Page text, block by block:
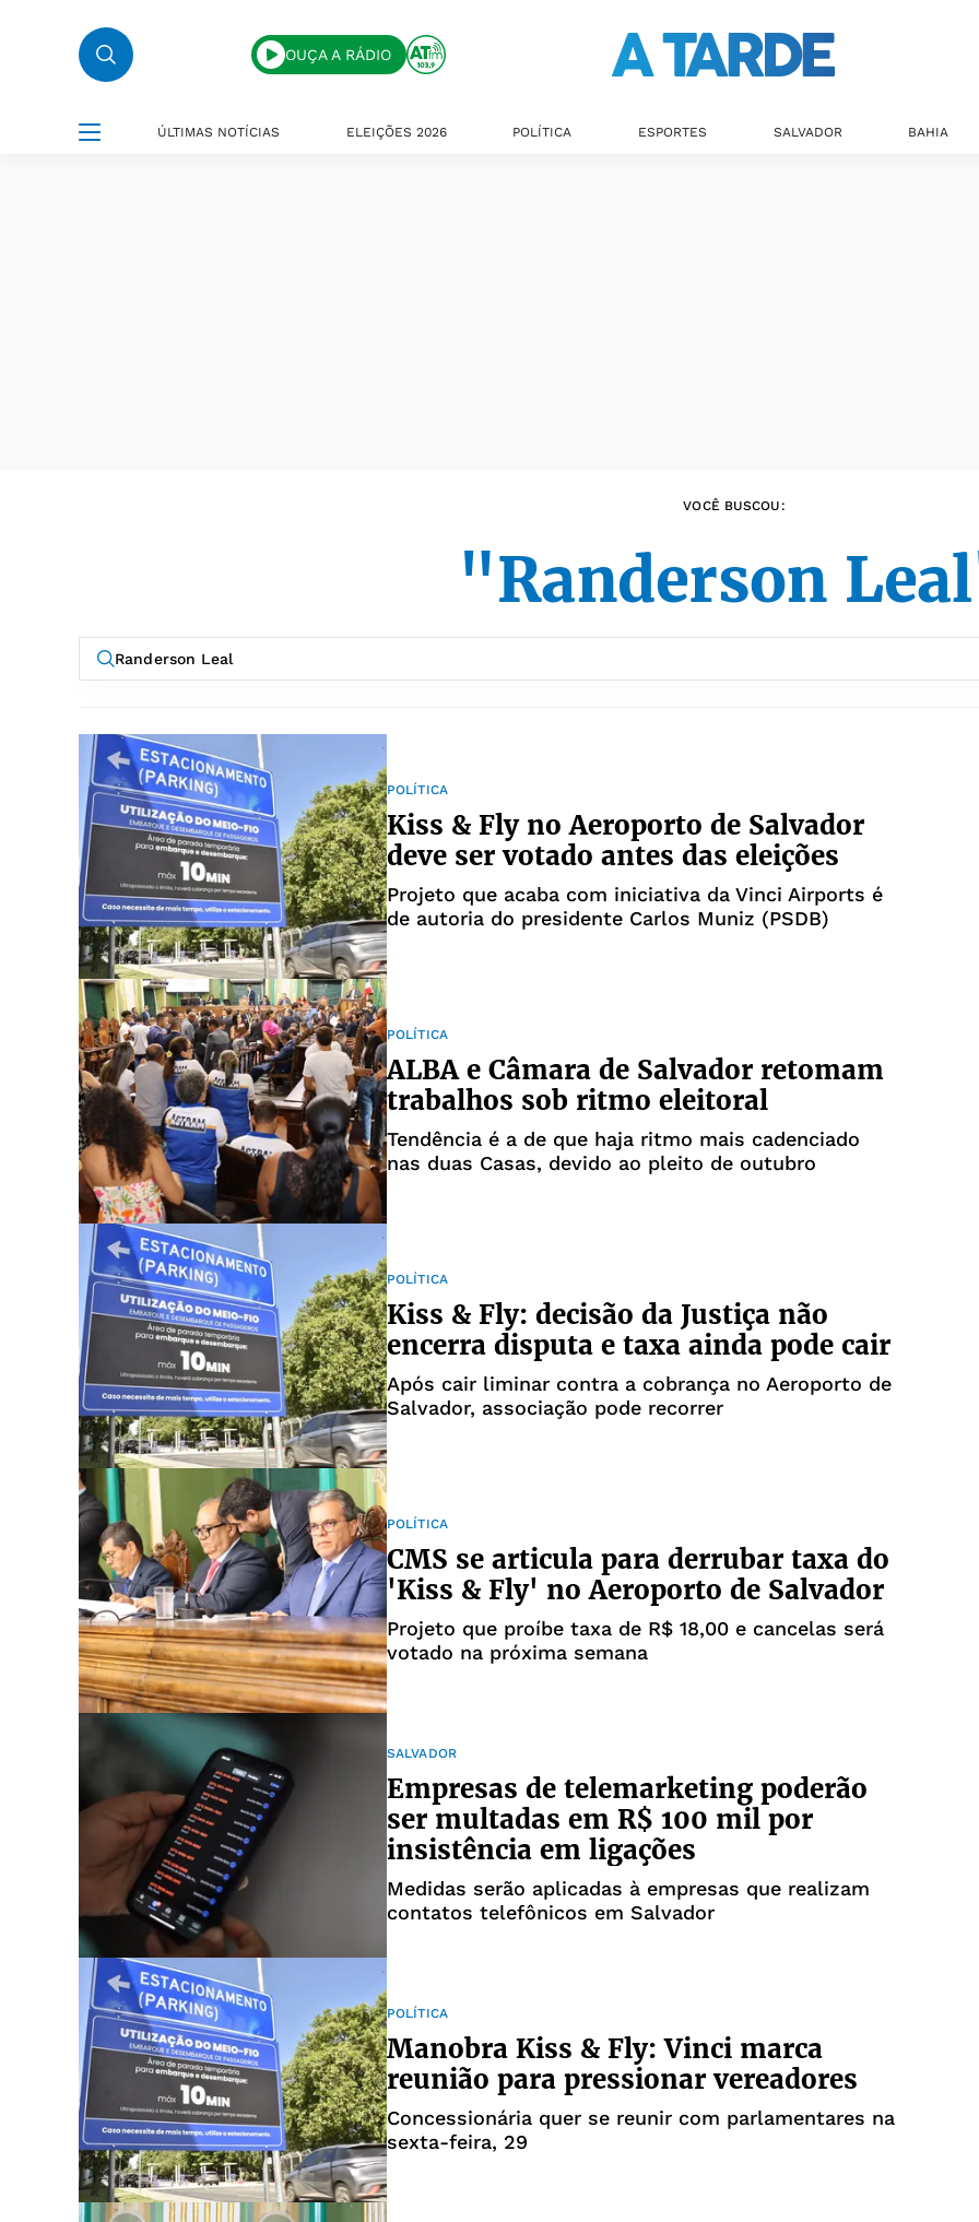
OUÇA A RÁDIO
ÚLTIMAS NOTÍCIAS ELEIÇÕES 2026 POLÍTICA ESPORTES SALVADOR BAHIA
VOCÊ BUSCOU:
"Randerson
POLÍTICA
Kiss & Fly no Aeroporto de Salvador
deve ser votado antes das eleições
Projeto que acaba com iniciativa da Vinci Airports é
de autoria do presidente Carlos Muniz (PSDB)
POLÍTICA
ALBA e Câmara de Salvador retomam
trabalhos sob ritmo eleitoral
Tendência é a de que haja ritmo mais cadenciado
nas duas Casas, devido ao pleito de outubro
POLÍTICA
Kiss & Fly: decisão da Justiça não
encerra disputa e taxa ainda pode cair
Após cair liminar contra a cobrança no Aeroporto de
Salvador, associação pode recorrer
POLÍTICA
CMS se articula para derrubar taxa do
'Kiss & Fly' no Aeroporto de Salvador
Projeto que proíbe taxa de R$ 18,00 e cancelas será
votado na próxima semana
SALVADOR
Empresas de telemarketing poderão
ser multadas em R$ 100 mil por
insistência em ligações
Medidas serão aplicadas à empresas que realizam
contatos telefônicos em Salvador
POLÍTICA
Manobra Kiss & Fly: Vinci marca
reunião para pressionar vereadores
Concessionária quer se reunir com parlamentares na
sexta-feira, 29